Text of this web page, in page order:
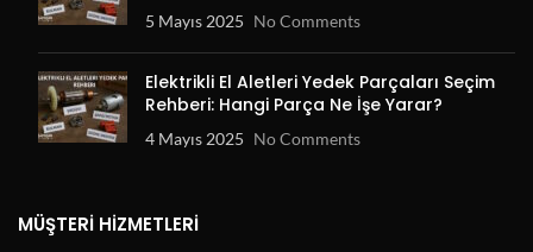
5 Mayıs 2025 No Comments
Elektrikli El Aletleri Yedek Parçaları Seçim
Rehberi: Hangi Parça Ne İşe Yarar?
4 Mayıs 2025 No Comments
MÜŞTERI HIZMETLERI